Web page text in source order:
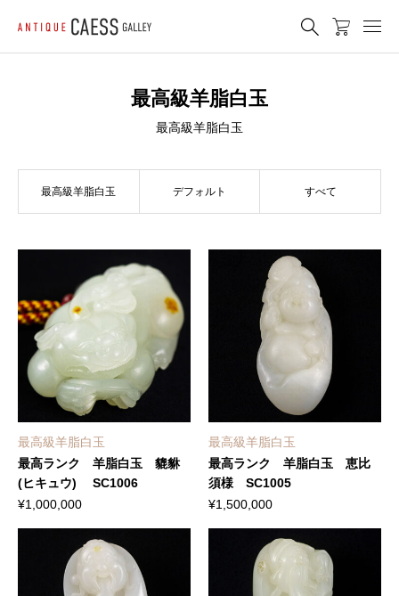
最高級羊脂白玉
最高級羊脂白玉
最高級羊脂白玉 デフォルト すべて
最高級羊脂白玉
最高ランク 羊脂白玉 貔貅
(ヒキュウ) SC1006
¥1,000,000
最高級羊脂白玉
最高ランク 羊脂白玉 恵比
須様 SC1005
¥1,500,000